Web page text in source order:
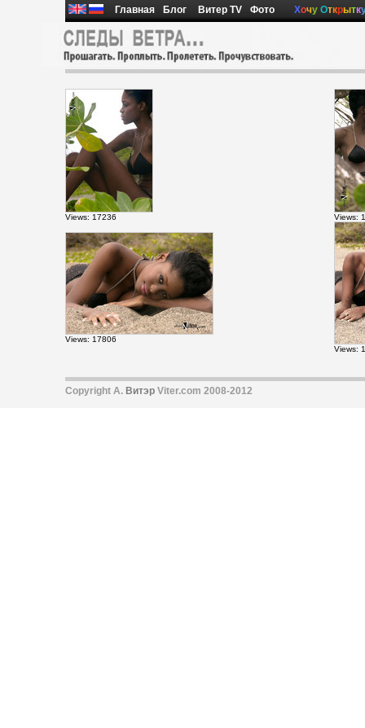
Главная Блог Витер TV Фото Хочу Открытк
Views: 17236 Views:
Views: 17806
Views:
Copyright А. Витэр Viter.com 2008-2012